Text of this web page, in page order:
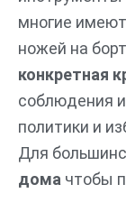
многие
ножей на
конкретная
соблюдения
политики и
Для
дома чтобы